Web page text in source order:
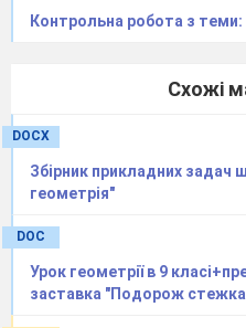
Побудувати образ
гомотетії з центром
Контрольна робота з
Схожі
DOCX
Збірник прикладних задач
геометрія"
DOC
Урок геометрії в 9
заставка "Подорож